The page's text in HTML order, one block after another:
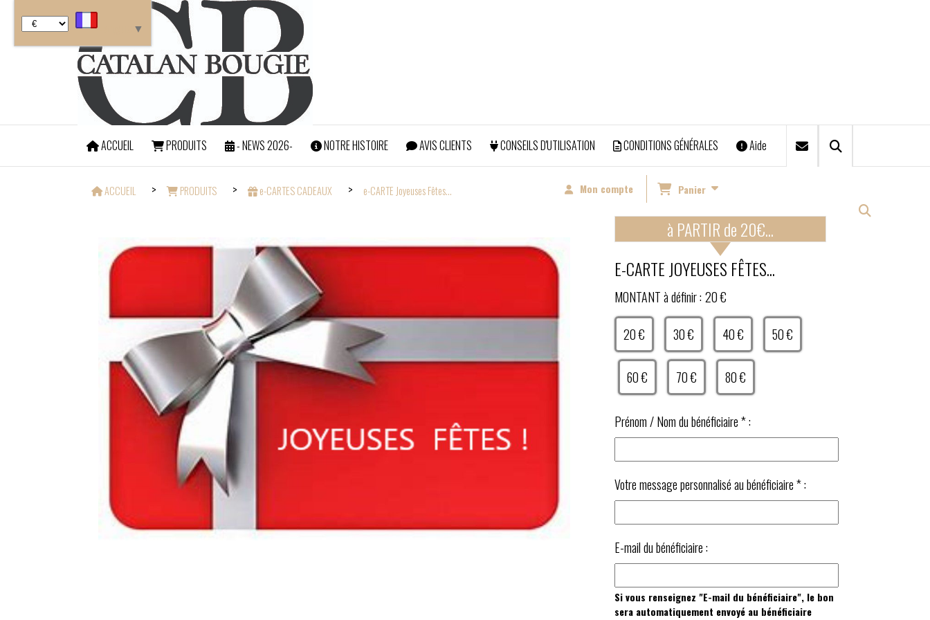
Mon compte Panier
ACCUEIL PRODUITS - NEWS 2026- NOTRE HISTOIRE AVIS CLIENTS CONSEILS D'UTILISATION CONDITIONS GÉNÉRALES Aide
ACCUEIL PRODUITS e-CARTES CADEAUX e-CARTE Joyeuses Fêtes...
à PARTIR de 20€...
E-CARTE JOYEUSES FÊTES...
MONTANT à définir : 20 €
20 € 30 € 40 € 50 €
60 € 70 € 80 €
Prénom / Nom du bénéficiaire*:
Votre message personnalisé au bénéficiaire*:
E-mail du bénéficiaire :
Si vous renseignez "E-mail du bénéficiaire", le bon
sera automatiquement envoyé au bénéficiaire
▼
Panneau de gestion des cookies